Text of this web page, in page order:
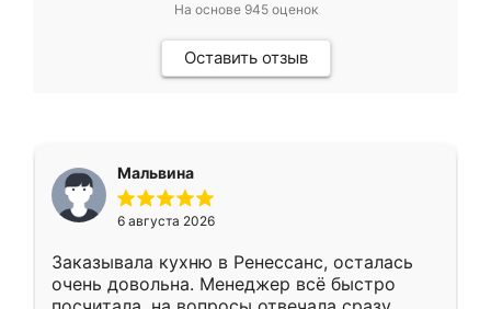
На основе 945оценок
Оставить отзыв
Мальвина
6 августа 2026
Заказывала кухню в Ренессанс, осталась
очень довольна. Менеджер всё быстро